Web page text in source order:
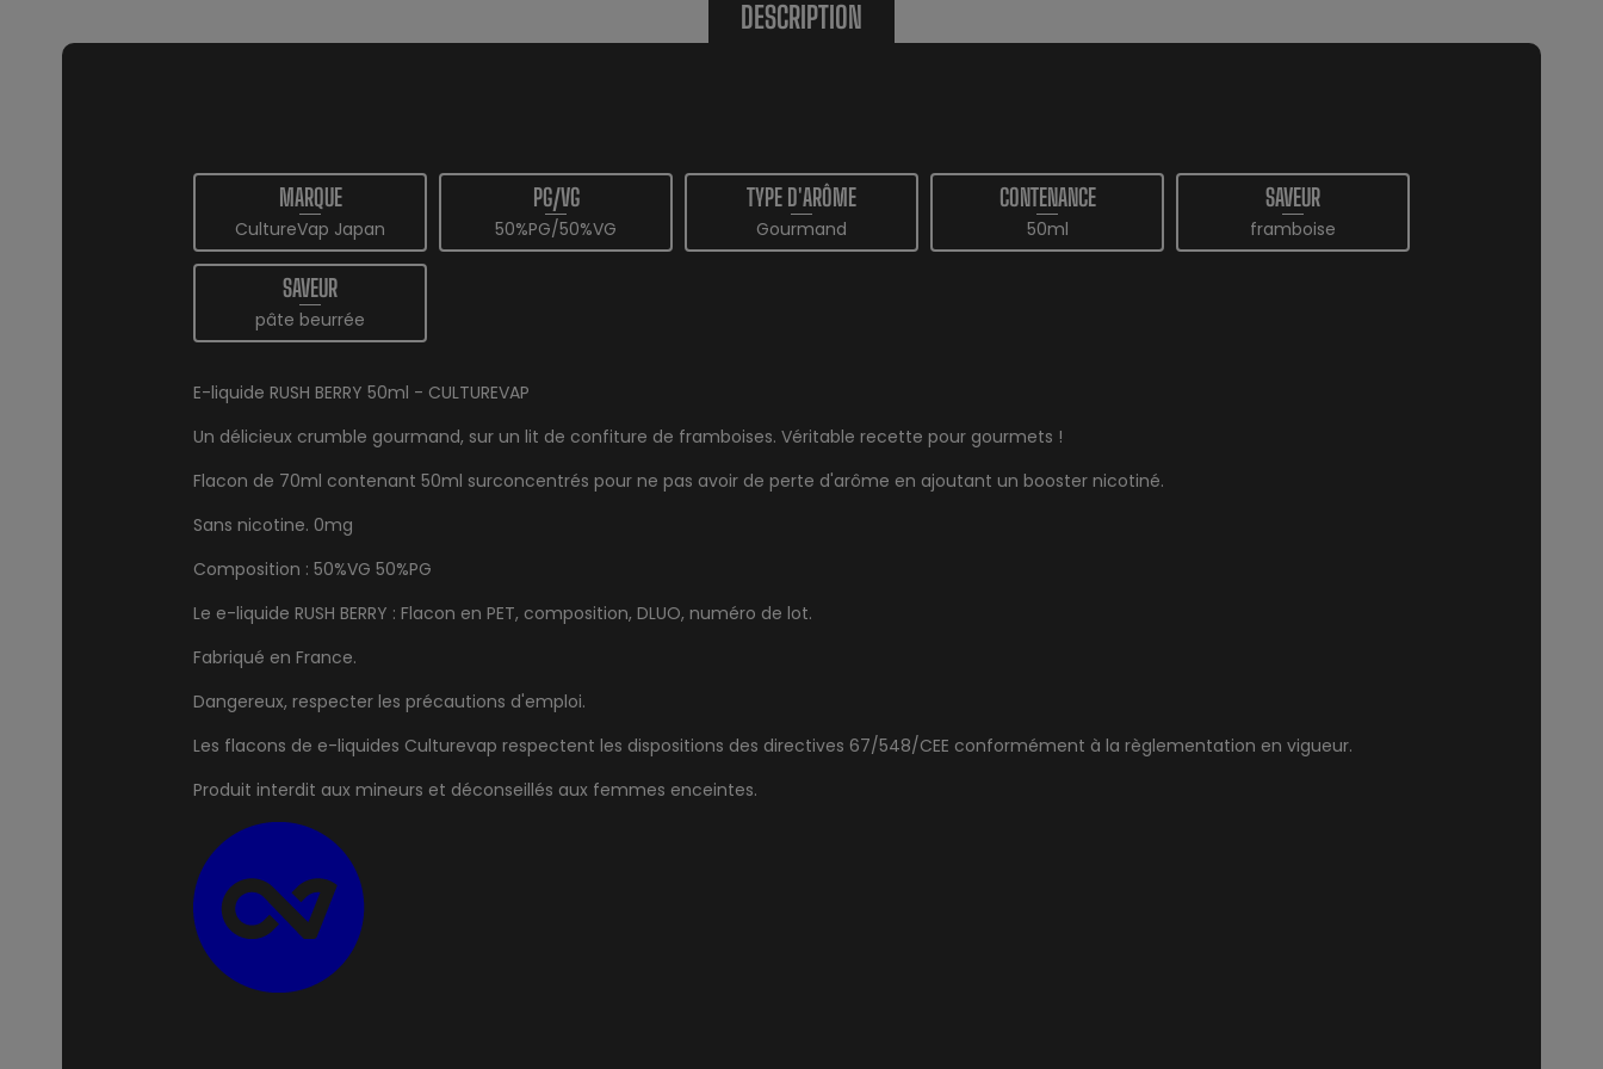
DESCRIPTION
MARQUE
CultureVap Japan
PG/VG
50%PG/50%VG
TYPE D'ARÔME
Gourmand
CONTENANCE
50ml
SAVEUR
framboise
SAVEUR
pâte beurrée
E-liquide RUSH BERRY 50ml - CULTUREVAP
Un délicieux crumble gourmand, sur un lit de confiture de framboises. Véritable recette pour gourmets !
Flacon de 70ml contenant 50ml surconcentrés pour ne pas avoir de perte d'arôme en ajoutant un booster nicotiné.
Sans nicotine. 0mg
Composition : 50%VG 50%PG
Le e-liquide RUSH BERRY : Flacon en PET, composition, DLUO, numéro de lot.
Fabriqué en France.
Dangereux, respecter les précautions d'emploi.
Les flacons de e-liquides Culturevap respectent les dispositions des directives 67/548/CEE conformément à la règlementation en vigueur.
Produit interdit aux mineurs et déconseillés aux femmes enceintes.